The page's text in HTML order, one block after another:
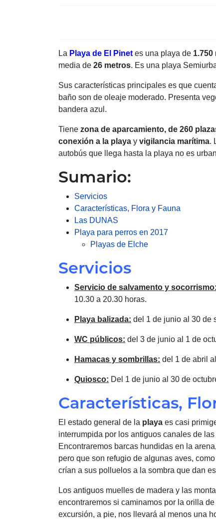
La Playa de El Pinet es una playa de 1.750
media de 26 metros. Es una playa
Sus características principales es que
baño son de oleaje moderado. Presenta
bandera azul.
Tiene zona de aparcamiento, de 260
conexión a la playa y vigilancia marítima.
autobús que llega hasta la playa no es
Sumario:
Servicios
Características, Flora y Fauna
Las DUNAS
Playa para perros en 2017
Playas de Elche
Servicios
Servicio de salvamento y socorrismo:
10.30 a 20.30 horas.
Playa balizada: del 1 de junio al 30 de
WC públicos: del 3 de junio al 1 de
Hamacas y sombrillas: del 1 de abril
Quiosco: Del 1 de junio al 30 de
Características,
El estado general de la playa es casi
interrumpida por los antiguos canales de
Encontraremos barcas hundidas en la
pero que son refugio de algunas aves,
crían a sus polluelos a la sombra que dan
Los antiguos muelles de madera y las
encontraremos si caminamos por la orilla de
excursión, a pie, nos llevará al menos una